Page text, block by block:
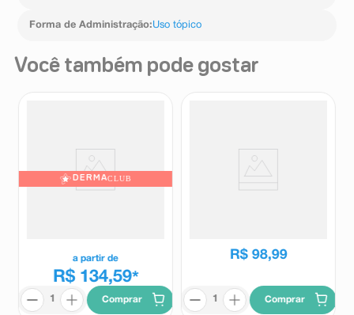
Forma de Administração:Uso tópico
Você também pode gostar
DERMACLUB
a partir de
R$ 134,59*
Comprar
R$ 98,99
Comprar